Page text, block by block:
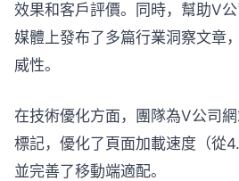
效果和客戶評價。同時，幫助V
媒體上發布了多篇行業洞察文章
威性。
在技術優化方面，團隊為V公司
標記，優化了頁面加載速度（從
並完善了移動端適配。